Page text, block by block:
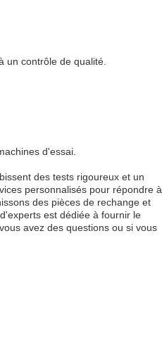
un contrôle de qualité.
d'essai.
des tests rigoureux et un
personnalisés pour répondre à
des pièces de rechange et
est dédiée à fournir le
avez des questions ou si vous